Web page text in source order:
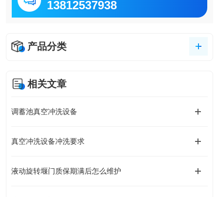
13812537938
产品分类
相关文章
调蓄池真空冲洗设备
真空冲洗设备冲洗要求
液动旋转堰门质保期满后怎么维护